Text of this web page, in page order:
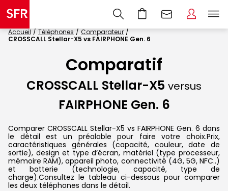
Accueil Téléphones
Comparateur
CROSSCALL Stellar-X5 vs FAIRPHONE Gen. 6
Comparatif
CROSSCALL Stellar-X5 versus
FAIRPHONE Gen. 6
Comparer CROSSCALL Stellar-X5 vs FAIRPHONE Gen. 6 dans
le détail est un préalable pour faire votre choix.Prix,
caractéristiques générales (capacité, couleur, date de
sortie), design et type d’écran, matériel (type processeur,
mémoire RAM), appareil photo, connectivité (4G, 5G, NFC..)
et batterie (technologie, capacité, type de
charge).Consultez le tableau ci-dessous pour comparer
les deux téléphones dans le détail.